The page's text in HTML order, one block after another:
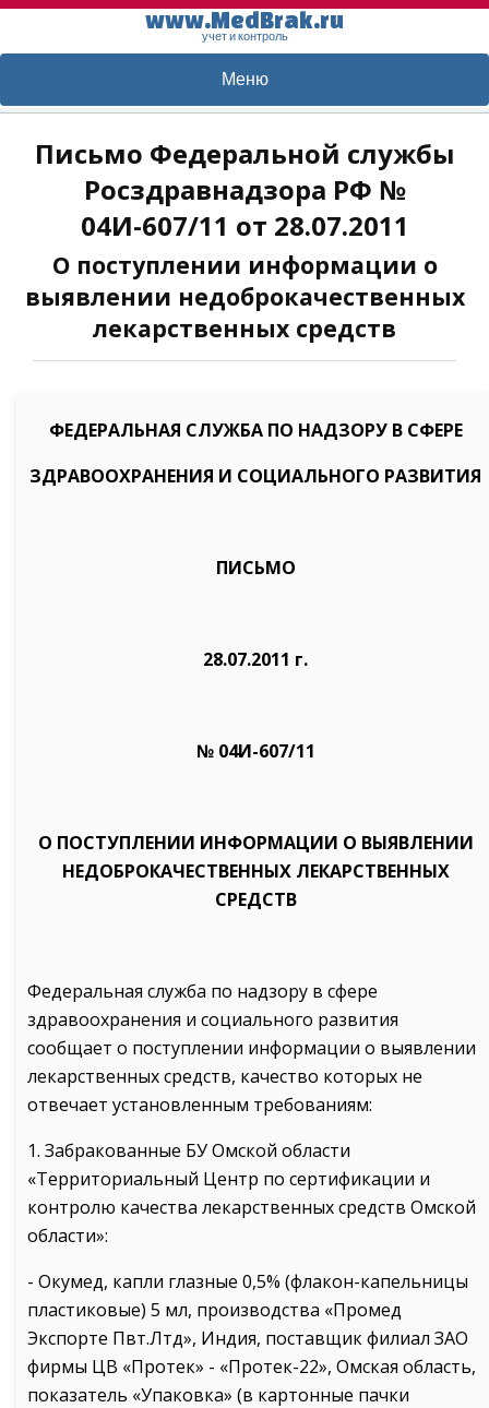
www.MedBrak.ru
учет и контроль
Меню
Письмо Федеральной службы
Росздравнадзора РФ №
04И-607/11 от 28.07.2011
О поступлении информации о
выявлении недоброкачественных
лекарственных средств
ФЕДЕРАЛЬНАЯ СЛУЖБА ПО НАДЗОРУ В СФЕРЕ
ЗДРАВООХРАНЕНИЯ И СОЦИАЛЬНОГО РАЗВИТИЯ
ПИСЬМО
28.07.2011 г.
№ 04И-607/11
О ПОСТУПЛЕНИИ ИНФОРМАЦИИ О ВЫЯВЛЕНИИ
НЕДОБРОКАЧЕСТВЕННЫХ ЛЕКАРСТВЕННЫХ
СРЕДСТВ
Федеральная служба по надзору в сфере
здравоохранения и социального развития
сообщает о поступлении информации о выявлении
лекарственных средств, качество которых не
отвечает установленным требованиям:
1. Забракованные БУ Омской области
«Территориальный Центр по сертификации и
контролю качества лекарственных средств Омской
области»:
- Окумед, капли глазные 0,5% (флакон-капельницы
пластиковые) 5 мл, производства «Промед
Экспорте Пвт.Лтд», Индия, поставщик филиал ЗАО
фирмы ЦВ «Протек» - «Протек-22», Омская область,
показатель «Упаковка» (в картонные пачки